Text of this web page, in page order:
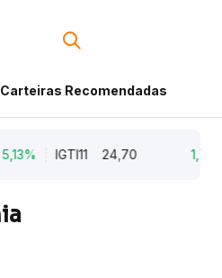
Carteiras Recomendadas
5,13% IGTI11 24,70 1,77%